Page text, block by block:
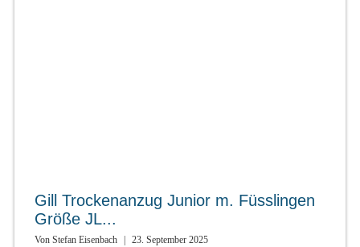
Gill Trockenanzug Junior m. Füsslingen
Größe JL...
Von Stefan Eisenbach | 23. September 2025